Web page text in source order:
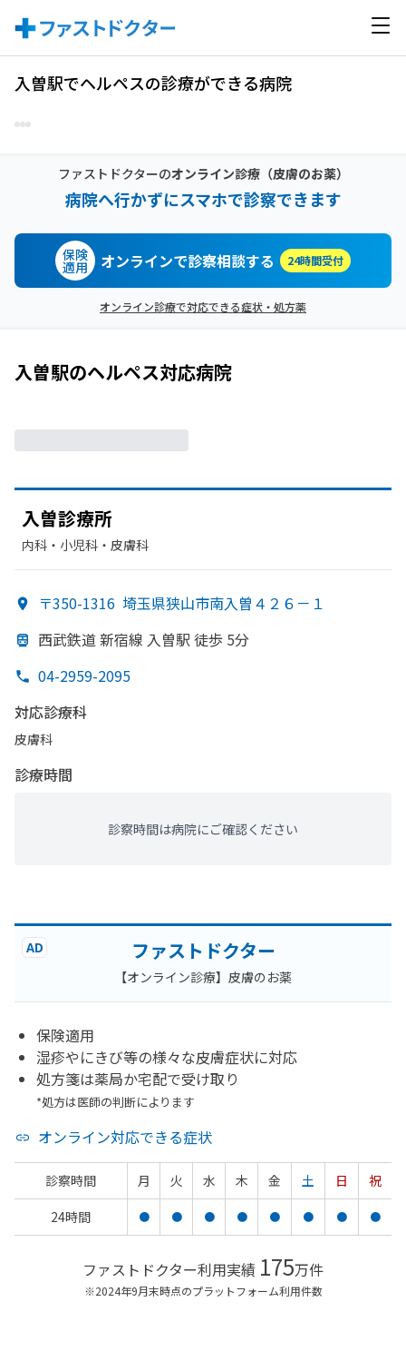
入曽駅でヘルペスの診療ができる病院
ファストドクターのオンライン診療（皮膚のお薬）
病院へ行かずにスマホで診察できます
保険
適用 オンラインで診察相談する 24時間受付
オンライン診療で対応できる症状・処方薬
入曽駅のヘルペス対応病院
入曽診療所
内科・​小児科・​皮膚科
〒350-1316 埼玉県狭山市南入曽４２６－１
西武鉄道 新宿線 入曽駅 徒歩 5分
04-2959-2095
対応診療科
皮膚科
診療時間
診察時間は病院にご確認ください
AD ファストドクター
【オンライン診療】皮膚のお薬
保険適用
湿疹やにきび等の様々な皮膚症状に対応
処方箋は薬局か宅配で受け取り
*処方は医師の判断によります
オンライン対応できる症状
診察時間 月 火 水 木 金 土 日
祝
24時間
● ● ● ● ● ● ● ●
ファストドクター利用実績 175万件
※2024年9月末時点のプラットフォーム利用件数